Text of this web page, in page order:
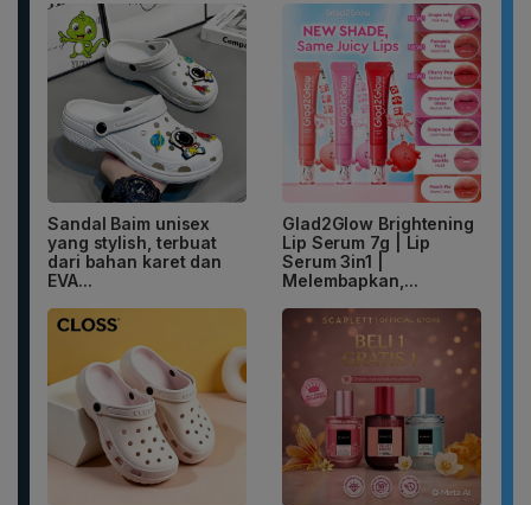
Sandal Baim unisex
yang stylish, terbuat
dari bahan karet dan
EVA...
Glad2Glow Brightening
Lip Serum 7g | Lip
Serum 3in1 |
Melembapkan,...